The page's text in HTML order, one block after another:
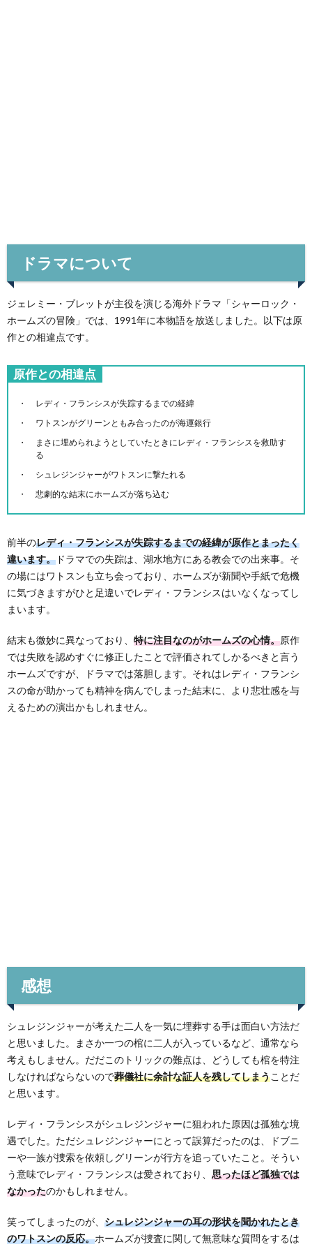
ドラマについて
ジェレミー・ブレットが主役を演じる海外ドラマ「シャーロック・
ホームズの冒険」では、1991年に本物語を放送しました。以下は原
作との相違点です。
原作との相違点
レディ・フランシスが失踪するまでの経緯
ワトスンがグリーンともみ合ったのが海運銀行
まさに埋められようとしていたときにレディ・フランシスを救助す
る
シュレジンジャーがワトスンに撃たれる
悲劇的な結末にホームズが落ち込む
前半のレディ・フランシスが失踪するまでの経緯が原作とまったく
違います。 ドラマでの失踪は、湖水地方にある教会での出来事。そ
の場にはワトスンも立ち会っており、ホームズが新聞や手紙で危機
に気づきますがひと足違いでレディ・フランシスはいなくなってし
まいます。
結末も微妙に異なっており、 特に注目なのがホームズの心情。原作
では失敗を認めすぐに修正したことで評価されてしかるべきと言う
ホームズですが、ドラマでは落胆します。それはレディ・フランシ
スの命が助かっても精神を病んでしまった結末に、より悲壮感を与
えるための演出かもしれません。
感想
シュレジンジャーが考えた二人を一気に埋葬する手は面白い方法だ
と思いました。まさか一つの棺に二人が入っているなど、通常なら
考えもしません。だだこのトリックの難点は、どうしても棺を特注
しなければならないので葬儀社に余計な証人を残してしまうことだ
と思います。
レディ・フランシスがシュレジンジャーに狙われた原因は孤独な境
遇でした。ただシュレジンジャーにとって誤算だったのは、ドブニ
ーや一族が捜索を依頼しグリーンが行方を追っていたこと。そうい
う意味でレディ・フランシスは愛されており、 思ったほど孤独では
なかったのかもしれません。
笑ってしまったのが、 シュレジンジャーの耳の形状を聞かれたとき
のワトスンの反応。ホームズが捜査に関して無意味な質問をするは